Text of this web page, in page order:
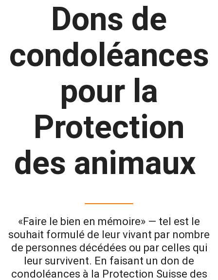
Dons de
condoléances
pour la
Protection
des animaux
«Faire le bien en mémoire» — tel est le
souhait formulé de leur vivant par nombre
de personnes décédées ou par celles qui
leur survivent. En faisant un don de
condoléances à la Protection Suisse des